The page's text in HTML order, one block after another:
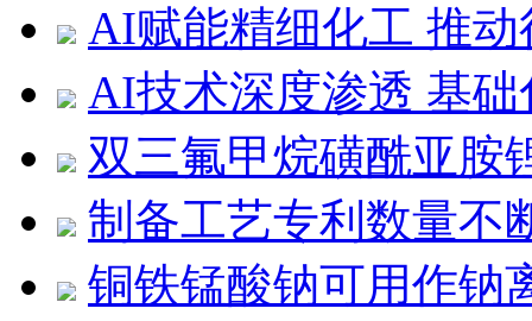
AI赋能精细化工 推
AI技术深度渗透 基
双三氟甲烷磺酰亚胺
制备工艺专利数量不
铜铁锰酸钠可用作钠